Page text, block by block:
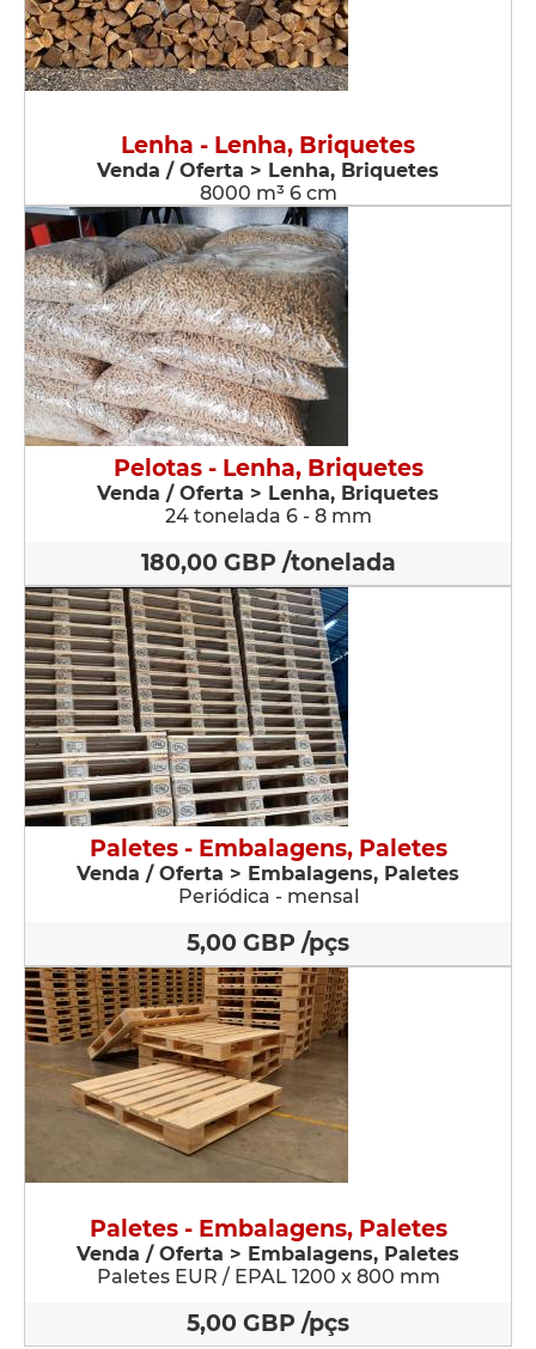
Lenha - Lenha, Briquetes
Venda / Oferta > Lenha, Briquetes
8000 m³ 6 cm
Pelotas - Lenha, Briquetes
Venda / Oferta > Lenha, Briquetes
24 tonelada 6 - 8 mm
180,00 GBP /tonelada
Paletes - Embalagens, Paletes
Venda / Oferta > Embalagens, Paletes
Periódica - mensal
5,00 GBP /pçs
Paletes - Embalagens, Paletes
Venda / Oferta > Embalagens, Paletes
Paletes EUR / EPAL 1200 x 800 mm
5,00 GBP /pçs